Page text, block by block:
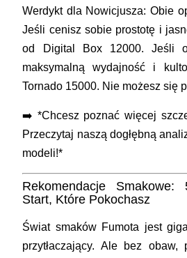
Werdykt dla Nowicjusza: Obie
Jeśli cenisz sobie prostotę i
od
Digital Box 12000. Jeśli
maksymalną wydajność i
Tornado 15000. Nie możesz się
➡️ *Chcesz poznać więcej
Przeczytaj naszą dogłębną
modeli!*
Rekomendacje
Start, Które Pokochasz
Świat smaków Fumota jest
przytłaczający. Ale bez obaw,